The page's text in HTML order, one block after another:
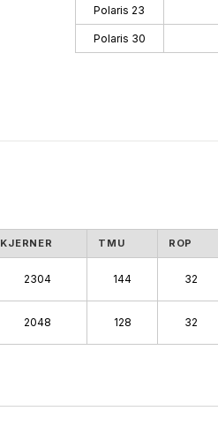
Polaris 23
Polaris 30
KJERNER TMU ROP
2304 144 32
2048 128 32